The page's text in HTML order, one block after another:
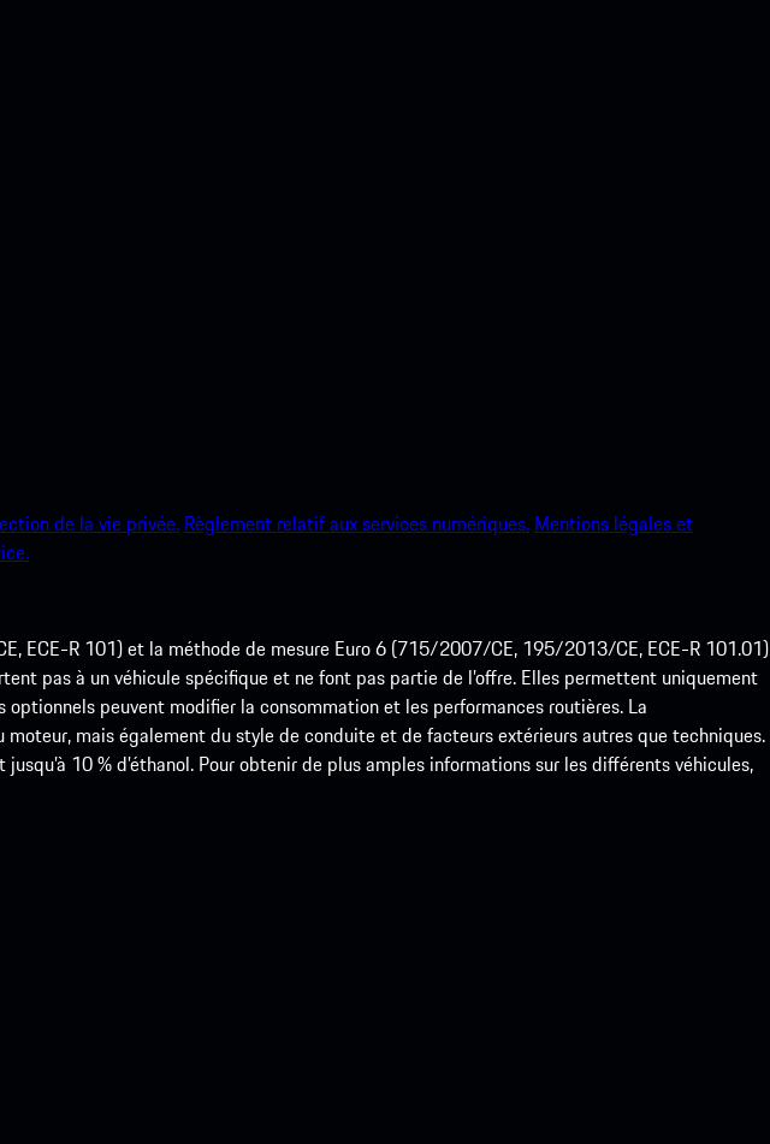
de la vie privée. Règlement relatif aux services numériques. Mentions légales et
ECE-R 101) et la méthode de mesure Euro 6 (715/2007/CE, 195/2013/CE, ECE-R 101.01)
pas à un véhicule spécifique et ne font pas partie de l’offre. Elles permettent uniquement
peuvent modifier la consommation et les performances routières. La
mais également du style de conduite et de facteurs extérieurs autres que techniques.
10 % d’éthanol. Pour obtenir de plus amples informations sur les différents véhicules,